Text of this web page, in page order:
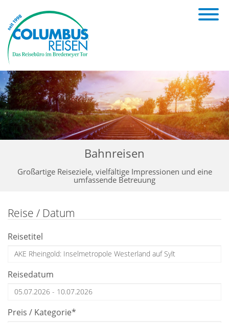
Bahnreisen
Großartige Reiseziele, vielfältige Impressionen und eine
umfassende Betreuung
Reise / Datum
Reisetitel
Reisedatum
Preis / Kategorie*